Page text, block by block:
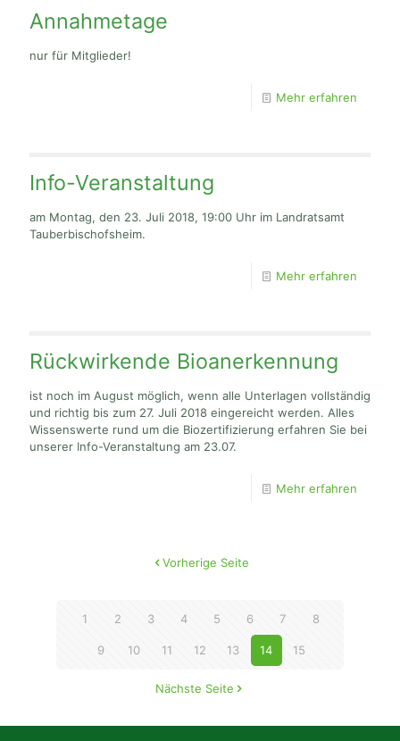
Annahmetage
nur für Mitglieder!
Mehr erfahren
Info-Veranstaltung
am Montag, den 23. Juli 2018, 19:00 Uhr im Landratsamt
Tauberbischofsheim.
Mehr erfahren
Rückwirkende Bioanerkennung
ist noch im August möglich, wenn alle Unterlagen vollständig
und richtig bis zum 27. Juli 2018 eingereicht werden. Alles
Wissenswerte rund um die Biozertifizierung erfahren Sie bei
unserer Info-Veranstaltung am 23.07.
Mehr erfahren
Vorherige Seite
1 2 3 4 5 6 7 8
9 10 11 12 13 14 15
Nächste Seite